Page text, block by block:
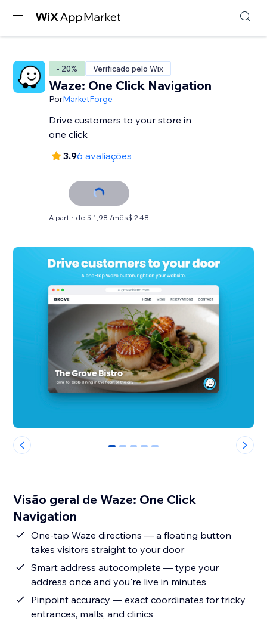
- 20% Verificado pelo Wix
Waze: One Click Navigation
PorMarketForge
Drive customers to your store in
one click
3.96 avaliações
A partir de $ 1,98 /mês$ 2.48
0 1 2 3 4
Visão geral de Waze: One Click
Navigation
One-tap Waze directions — a floating button
takes visitors straight to your door
Smart address autocomplete — type your
address once and you're live in minutes
Pinpoint accuracy — exact coordinates for tricky
entrances, malls, and clinics